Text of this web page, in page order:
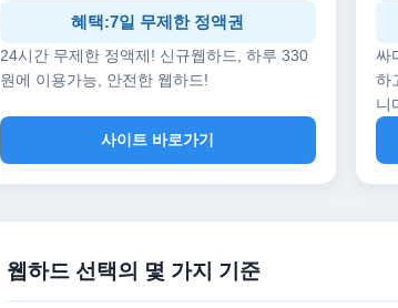
혜택:7일 무제한 정액권
24시간 무제한 정액제! 신규웹하드, 하루 330
원에 이용가능, 안전한 웹하드!
사이트 바로가기
싸
하
니
웹하드 선택의 몇 가지 기준